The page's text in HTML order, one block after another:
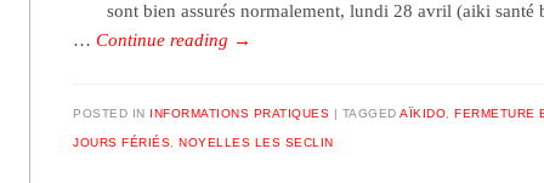
sont bien assurés normalement, lundi 28 avril (aiki santé
…Continue reading →
POSTED IN INFORMATIONS PRATIQUES TAGGEDAÏKIDO, FERMETURE
JOURS FÉRIÉS, NOYELLES LES SECLIN